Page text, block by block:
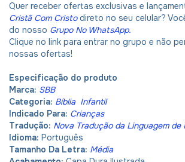
Quer receber ofertas exclusivas e
Cristã Com Cristodireto no seu celular?
do nosso Grupo No WhatsApp.
Clique no link para entrar no grupo e não
nossas ofertas!
Especificação do produto
Marca: SBB
Categoria: Bíblia Infantil
Indicado Para: Crianças
Tradução: Nova Tradução da Linguagem de
Idioma: Português
Tamanho Da Letra: Média